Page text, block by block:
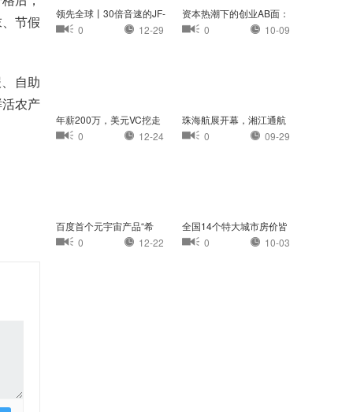
节假
自助
农产
领先全球丨30倍音速的JF-
22：中国高超音速
0 12-29
资本热潮下的创业AB面：
茶颜悦色认怂，
0 10-09
年薪200万，美元VC挖走
我的员工
0 12-24
珠海航展开幕，湘江通航
小镇首次亮相珠
0 09-29
百度首个元宇宙产品“希
壤”正式开放内
0 12-22
全国14个特大城市房价皆
过万：杭州最高
0 10-03